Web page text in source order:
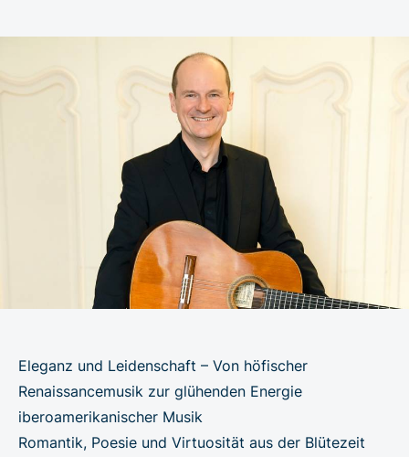
Eleganz und Leidenschaft – Von höfischer
Renaissancemusik zur glühenden Energie
iberoamerikanischer Musik
Romantik, Poesie und Virtuosität aus der Blütezeit